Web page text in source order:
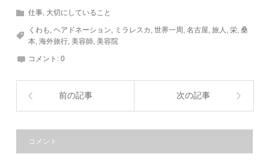
仕事, 大切にしていること
くわも ,ヘアドネーション, ミラレスカ ,世界一周 ,名古屋,旅人 ,栄,桑
本,海外旅行,美容師,美容院
コメント:0
前の記事 次の記事
コメント